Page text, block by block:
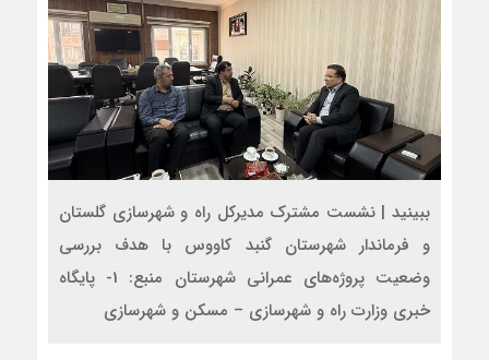
ببینید | نشست مشترک مدیرکل راه و شهرسازی گلستان
و فرماندار شهرستان گنبد کاووس با هدف بررسی
وضعیت پروژه‌های عمرانی شهرستان منبع: 1- پایگاه
خبری وزارت راه و شهرسازی – مسکن و شهرسازی